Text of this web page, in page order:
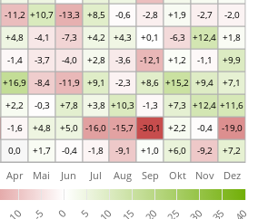
0,0 +1,7 -0,4 -1,8 -9,1 +1,0 +6,0 -9,2 +7,2
-1,6 +4,8 +5,0 -16,0 -15,7 -30,1 +2,2 -0,4 -19,0
+2,2 -0,3 +7,8 +3,8 +10,3 -1,3 +7,3 +12,4 +11,6
+16,9 -8,4 -11,9 +9,1 -2,3 +8,6 +15,2 +9,4 +7,1
-1,4 -3,7 -4,0 +2,8 -3,6 -12,1 +1,2 -1,1 +9,9
+4,8 -4,1 -7,3 +4,2 +4,3 +0,1 -6,3 +12,4 +1,8
-11,2 +10,7 -13,3 +8,5 -0,6 -2,8 +1,9 -2,7 -2,0
-5 0 5
Apr Mai Jun Jul Aug Sep Okt Nov Dez